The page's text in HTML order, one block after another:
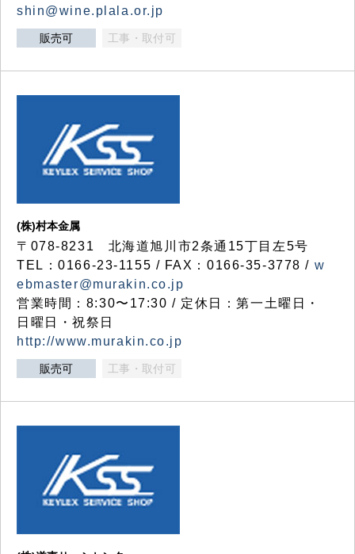
shin@wine.plala.or.jp
販売可 工事・取付可
(株)村本金属
〒078-8231 北海道旭川市2条通15丁目左5号
TEL：0166-23-1155 / FAX：0166-35-3778 / w
ebmaster@murakin.co.jp
営業時間：8:30〜17:30 / 定休日：第一土曜日・
日曜日・祝祭日
http://www.murakin.co.jp
販売可 工事・取付可